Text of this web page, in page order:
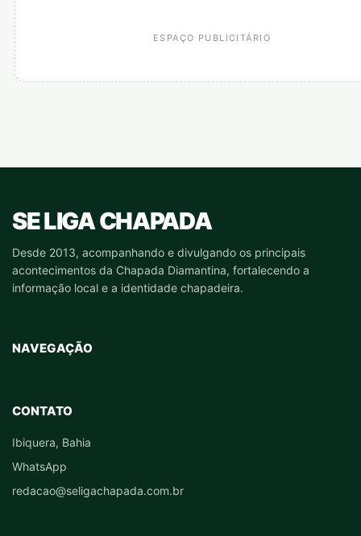
ESPAÇO PUBLICITÁRIO
SE LIGA CHAPADA
Desde 2013, acompanhando e divulgando os principais
acontecimentos da Chapada Diamantina, fortalecendo a
informação local e a identidade chapadeira.
NAVEGAÇÃO
CONTATO
Ibiquera, Bahia
WhatsApp
redacao@seligachapada.com.br